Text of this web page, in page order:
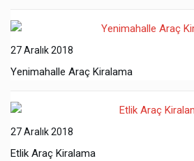
27 Aralık 2018
Yenimahalle Araç Kiralama
27 Aralık 2018
Etlik Araç Kiralama